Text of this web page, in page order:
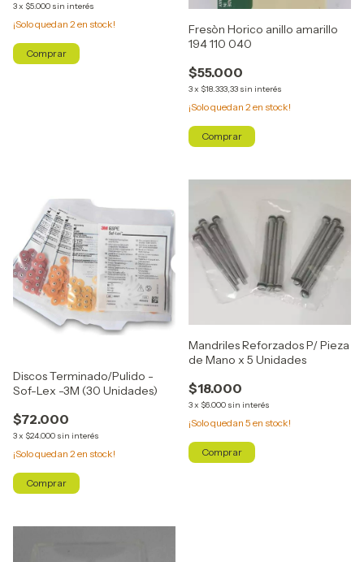
3x $5.000 sin interés
¡Solo quedan 2 en stock!
Fresòn Horico anillo amarillo
194 110 040
$55.000
3x $18.333,33 sin interés
¡Solo quedan 2 en stock!
Discos Terminado/Pulido -
Sof-Lex -3M (30 Unidades)
$72.000
3x $24.000 sin interés
¡Solo quedan 2 en stock!
Comprar
Mandriles Reforzados P/ Pieza
de Mano x 5 Unidades
$18.000
3x $6.000 sin interés
¡Solo quedan 5 en stock!